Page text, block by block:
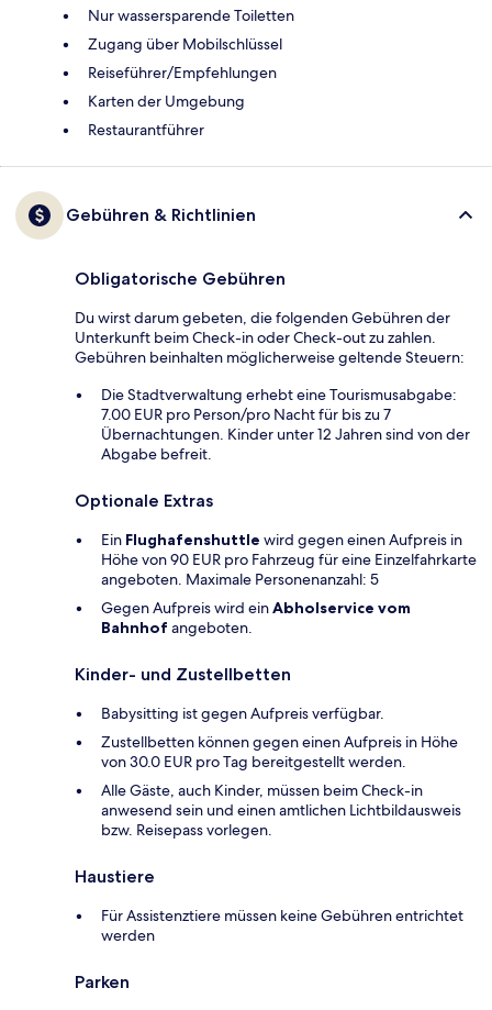
Nur wassersparende Toiletten
Zugang über Mobilschlüssel
Reiseführer/Empfehlungen
Karten der Umgebung
Restaurantführer
Gebühren & Richtlinien
Obligatorische Gebühren
Du wirst darum gebeten, die folgenden Gebühren der
Unterkunft beim Check-in oder Check-out zu zahlen.
Gebühren beinhalten möglicherweise geltende Steuern:
Die Stadtverwaltung erhebt eine Tourismusabgabe:
7.00 EUR pro Person/pro Nacht für bis zu 7
Übernachtungen. Kinder unter 12 Jahren sind von der
Abgabe befreit.
Optionale Extras
Ein Flughafenshuttle wird gegen einen Aufpreis in
Höhe von 90 EUR pro Fahrzeug für eine Einzelfahrkarte
angeboten. Maximale Personenanzahl: 5
Gegen Aufpreis wird einAbholservice vom
Bahnhof angeboten.
Kinder- und Zustellbetten
Babysitting ist gegen Aufpreis verfügbar.
Zustellbetten können gegen einen Aufpreis in Höhe
von 30.0 EUR pro Tag bereitgestellt werden.
Alle Gäste, auch Kinder, müssen beim Check-in
anwesend sein und einen amtlichen Lichtbildausweis
bzw. Reisepass vorlegen.
Haustiere
Für Assistenztiere müssen keine Gebühren entrichtet
werden
Parken